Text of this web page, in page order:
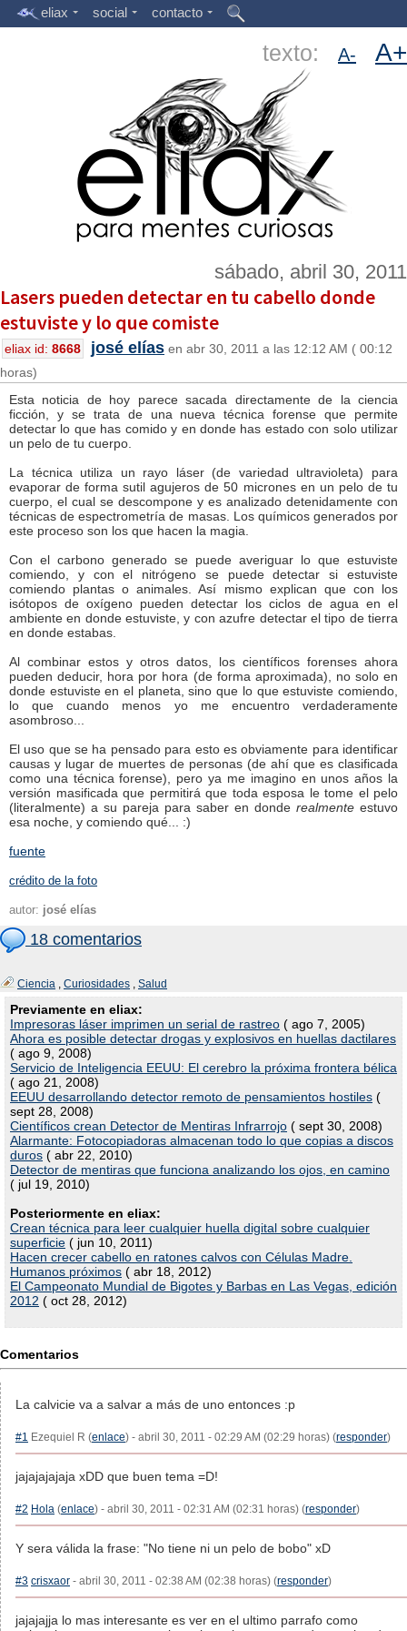
eliax social contacto
texto: A- A+
sábado, abril 30, 2011
Lasers pueden detectar en tu cabello donde
estuviste y lo que comiste
eliax id: 8668 josé elías en abr 30, 2011 a las 12:12 AM ( 00:12
horas)
Esta noticia de hoy parece sacada directamente de la ciencia
ficción, y se trata de una nueva técnica forense que permite
detectar lo que has comido y en donde has estado con solo utilizar
un pelo de tu cuerpo.
La técnica utiliza un rayo láser (de variedad ultravioleta) para
evaporar de forma sutil agujeros de 50 micrones en un pelo de tu
cuerpo, el cual se descompone y es analizado detenidamente con
técnicas de espectrometría de masas. Los químicos generados por
este proceso son los que hacen la magia.
Con el carbono generado se puede averiguar lo que estuviste
comiendo, y con el nitrógeno se puede detectar si estuviste
comiendo plantas o animales. Así mismo explican que con los
isótopos de oxígeno pueden detectar los ciclos de agua en el
ambiente en donde estuviste, y con azufre detectar el tipo de tierra
en donde estabas.
Al combinar estos y otros datos, los científicos forenses ahora
pueden deducir, hora por hora (de forma aproximada), no solo en
donde estuviste en el planeta, sino que lo que estuviste comiendo,
lo que cuando menos yo me encuentro verdaderamente
asombroso...
El uso que se ha pensado para esto es obviamente para identificar
causas y lugar de muertes de personas (de ahí que es clasificada
como una técnica forense), pero ya me imagino en unos años la
versión masificada que permitirá que toda esposa le tome el pelo
(literalmente) a su pareja para saber en donde realmente estuvo
esa noche, y comiendo qué... :)
fuente
crédito de la foto
autor: josé elías
18 comentarios
Ciencia , Curiosidades , Salud
Previamente en eliax:
Impresoras láser imprimen un serial de rastreo ( ago 7, 2005)
Ahora es posible detectar drogas y explosivos en huellas dactilares
( ago 9, 2008)
Servicio de Inteligencia EEUU: El cerebro la próxima frontera bélica
( ago 21, 2008)
EEUU desarrollando detector remoto de pensamientos hostiles (
sept 28, 2008)
Científicos crean Detector de Mentiras Infrarrojo ( sept 30, 2008)
Alarmante: Fotocopiadoras almacenan todo lo que copias a discos
duros ( abr 22, 2010)
Detector de mentiras que funciona analizando los ojos, en camino
( jul 19, 2010)
Posteriormente en eliax:
Crean técnica para leer cualquier huella digital sobre cualquier
superficie ( jun 10, 2011)
Hacen crecer cabello en ratones calvos con Células Madre.
Humanos próximos ( abr 18, 2012)
El Campeonato Mundial de Bigotes y Barbas en Las Vegas, edición
2012 ( oct 28, 2012)
Comentarios
La calvicie va a salvar a más de uno entonces :p
#1 Ezequiel R (enlace) - abril 30, 2011 - 02:29 AM (02:29 horas) (responder)
jajajajajaja xDD que buen tema =D!
#2 Hola (enlace) - abril 30, 2011 - 02:31 AM (02:31 horas) (responder)
Y sera válida la frase: "No tiene ni un pelo de bobo" xD
#3 crisxaor - abril 30, 2011 - 02:38 AM (02:38 horas) (responder)
jajajajja lo mas interesante es ver en el ultimo parrafo como